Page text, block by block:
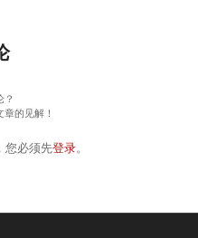
？
的见解！
您必须先登录。